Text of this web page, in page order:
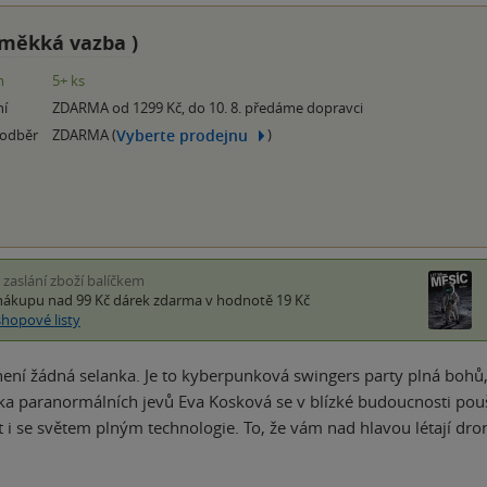
vazba )
5+ ks
ZDARMA od 1299 Kč, do 10. 8. předáme dopravci
ZDARMA (Vyberte prodejnu )
zaslání zboží balíčkem
nad 99 Kč dárek zdarma v hodnotě 19 Kč
listy
žádná selanka. Je to kyberpunková swingers party plná
paranormálních jevů Eva Kosková se v blízké budoucnosti
i se světem plným technologie. To, že vám nad hlavou létají